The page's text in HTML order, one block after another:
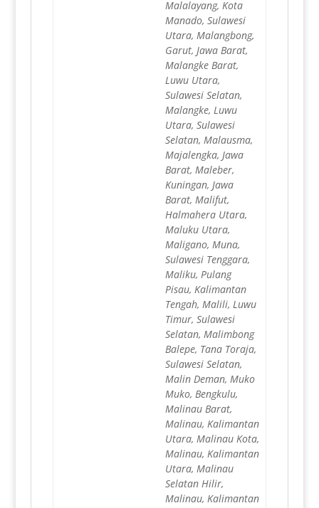
Malalayang, Kota
Manado, Sulawesi
Utara, Malangbong,
Garut, Jawa Barat,
Malangke Barat,
Luwu Utara,
Sulawesi Selatan,
Malangke, Luwu
Utara, Sulawesi
Selatan, Malausma,
Majalengka, Jawa
Barat, Maleber,
Kuningan, Jawa
Barat, Malifut,
Halmahera Utara,
Maluku Utara,
Maligano, Muna,
Sulawesi Tenggara,
Maliku, Pulang
Pisau, Kalimantan
Tengah, Malili, Luwu
Timur, Sulawesi
Selatan, Malimbong
Balepe, Tana Toraja,
Sulawesi Selatan,
Malin Deman, Muko
Muko, Bengkulu,
Malinau Barat,
Malinau, Kalimantan
Utara, Malinau Kota,
Malinau, Kalimantan
Utara, Malinau
Selatan Hilir,
Malinau, Kalimantan